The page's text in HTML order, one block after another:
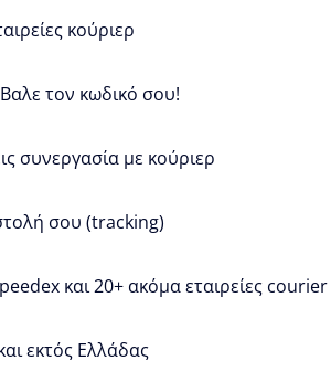
κούριερ
τον κωδικό σου!
συνεργασία με κούριερ
σου (tracking)
και 20+ ακόμα εταιρείες courier
εκτός Ελλάδας